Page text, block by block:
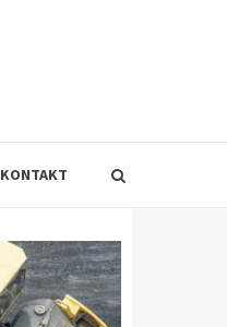
KONTAKT